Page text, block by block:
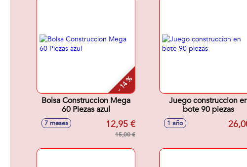
- 14 %
Bolsa Construccion Mega
60 Piezas azul
7 meses 12,95 €
15,00 €
Juego construccion
bote 90 piezas
1 año